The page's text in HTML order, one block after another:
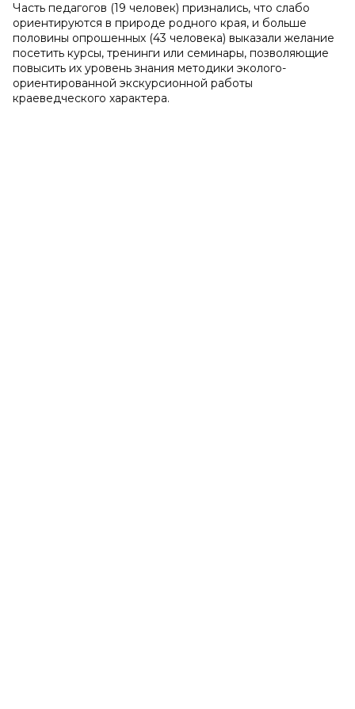
Часть педагогов (19 человек) признались, что слабо
ориентируются в природе родного края, и больше
половины опрошенных (43 человека) выказали желание
посетить курсы, тренинги или семинары, позволяющие
повысить их уровень знания методики эколого-
ориентированной экскурсионной работы
краеведческого характера.